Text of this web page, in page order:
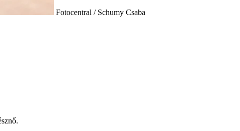
Fotocentral / Schumy Csaba